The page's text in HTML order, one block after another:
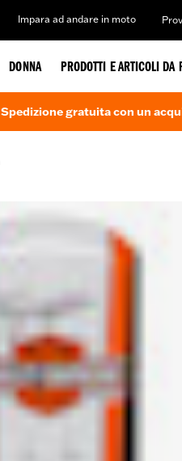
Impara ad andare in moto
DONNA PRODOTTI E ARTICOLI DA
Spedizione gratuita con un